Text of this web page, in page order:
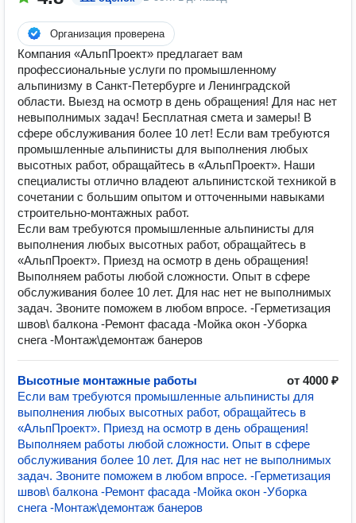
Организация проверена
Компания «АльпПроект» предлагает вам
профессиональные услуги по промышленному
альпинизму в Санкт-Петербурге и Ленинградской
области. Выезд на осмотр в день обращения! Для нас нет
невыполнимых задач! Бесплатная смета и замеры! В
сфере обслуживания более 10 лет! Если вам требуются
промышленные альпинисты для выполнения любых
высотных работ, обращайтесь в «АльпПроект». Наши
специалисты отлично владеют альпинистской техникой в
сочетании с большим опытом и отточенными навыками
строительно-монтажных работ.
Если вам требуются промышленные альпинисты для
выполнения любых высотных работ, обращайтесь в
«АльпПроект». Приезд на осмотр в день обращения!
Выполняем работы любой сложности. Опыт в сфере
обслуживания более 10 лет. Для нас нет не выполнимых
задач. Звоните поможем в любом впросе. -Герметизация
швов\ балкона -Ремонт фасада -Мойка окон -Уборка
снега -Монтаж\демонтаж банеров
Высотные монтажные работы
от 4000 ₽
Если вам требуются промышленные альпинисты для
выполнения любых высотных работ, обращайтесь в
«АльпПроект». Приезд на осмотр в день обращения!
Выполняем работы любой сложности. Опыт в сфере
обслуживания более 10 лет. Для нас нет не выполнимых
задач. Звоните поможем в любом впросе. -Герметизация
швов\ балкона -Ремонт фасада -Мойка окон -Уборка
снега -Монтаж\демонтаж банеров